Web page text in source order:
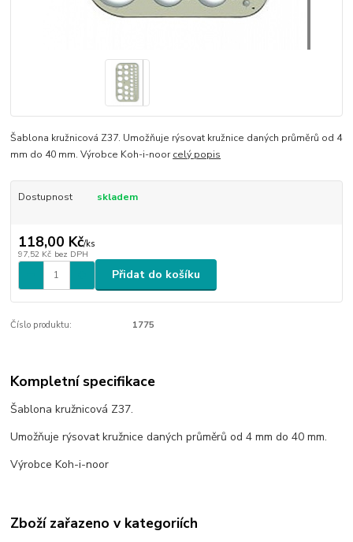
Šablona kružnicová Z37. Umožňuje rýsovat kružnice daných průměrů od 4
mm do 40 mm. Výrobce Koh-i-noorcelý popis
Dostupnost skladem
118,00 Kč/ks
97,52 Kč bez DPH
Přidat do košíku
Číslo produktu: 1775
Kompletní specifikace
Šablona kružnicová Z37.
Umožňuje rýsovat kružnice daných průměrů od 4 mm do 40 mm.
Výrobce Koh-i-noor
Zboží zařazeno v kategoriích